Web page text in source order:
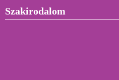
Szakirodalom